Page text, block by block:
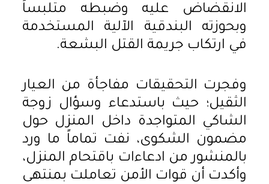
الانقضاض عليه وضبطه متلبساً
وبحوزته البندقية الآلية المستخدمة
في ارتكاب جريمة القتل البشعة.
وفجرت التحقيقات مفاجأة من العيار
الثقيل؛ حيث باستدعاء وسؤال زوجة
الشاكي المتواجدة داخل المنزل حول
مضمون الشكوى، نفت تماماً ما ورد
بالمنشور من ادعاءات باقتحام المنزل،
وأكدت أن قوات الأمن تعاملت بمنتهى